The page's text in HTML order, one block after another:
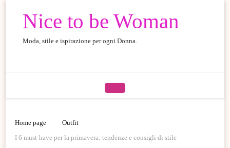
Nice to be Woman
Moda, stile e ispirazione per ogni Donna.
Home page
Outfit
I 6 must-have per la primavera: tendenze e consigli di stile